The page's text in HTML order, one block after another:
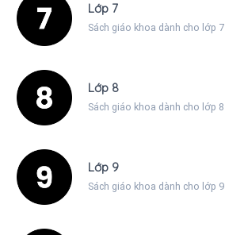
Lớp 7
Sách giáo khoa dành cho lớp 7
Lớp 8
Sách giáo khoa dành cho lớp 8
Lớp 9
Sách giáo khoa dành cho lớp 9